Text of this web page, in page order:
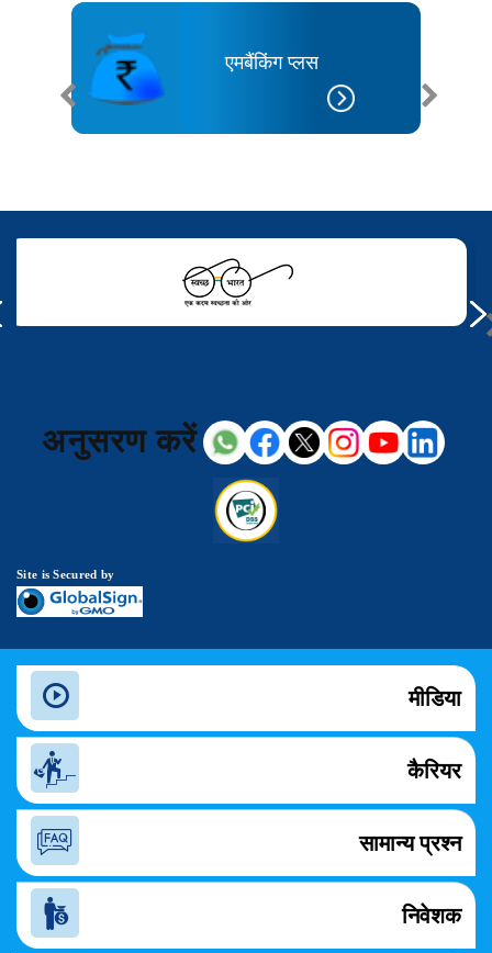
एमबैंकिंग प्लस
अनुसरण करें
Site is Secured by
मीडिया
कैरियर
सामान्य प्रश्न
निवेशक